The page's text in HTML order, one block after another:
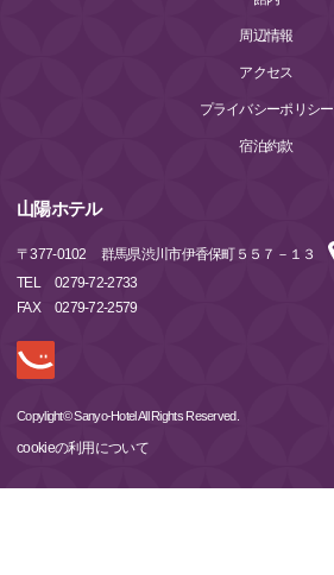
周辺情報
アクセス
プライバシーポリシー
宿泊約款
山陽ホテル
〒377-0102
群馬県渋川市伊香保町５５７－１３
TEL
0279-72-2733
FAX
0279-72-2579
Copylight© Sanyo-Hotel All Rights Reserved.
cookieの利用について